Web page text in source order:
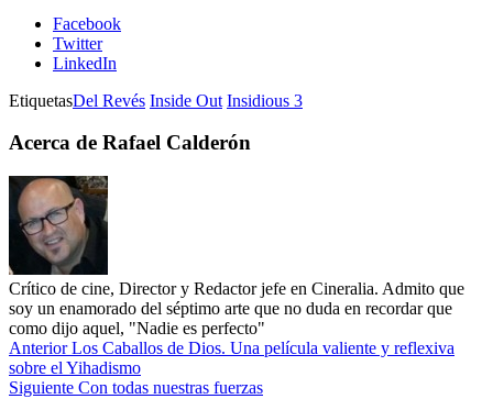
Facebook
Twitter
LinkedIn
EtiquetasDel Revés Inside Out Insidious 3
Acerca de Rafael Calderón
Crítico de cine, Director y Redactor jefe en Cineralia. Admito que
soy un enamorado del séptimo arte que no duda en recordar que
como dijo aquel, "Nadie es perfecto"
AnteriorLos Caballos de Dios. Una película valiente y reflexiva
sobre el Yihadismo
Siguiente Con todas nuestras fuerzas